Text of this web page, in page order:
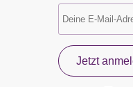
Jetzt